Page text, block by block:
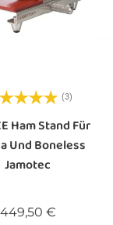
(3)
Ham Stand Für
Und Boneless
Jamotec
449,50 €Preis